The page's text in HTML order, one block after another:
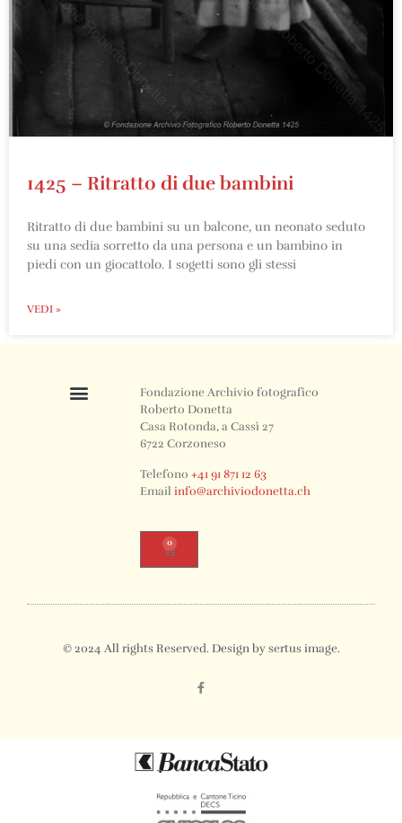
1425 – Ritratto di due bambini
Ritratto di due bambini su un balcone, un neonato seduto
su una sedia sorretto da una persona e un bambino in
piedi con un giocattolo. I sogetti sono gli stessi
VEDI »
Fondazione Archivio fotografico
Roberto Donetta
Casa Rotonda, a Cassì 27
6722 Corzoneso
Telefono+41 91 871 12 63
Emailinfo@archiviodonetta.ch
0
© 2024 All rights Reserved. Design by sertus image.